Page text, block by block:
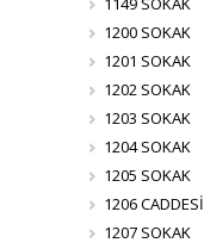
1200 SOKAK
1201 SOKAK
1202 SOKAK
1203 SOKAK
1204 SOKAK
1205 SOKAK
1206 CADDESİ
1207 SOKAK